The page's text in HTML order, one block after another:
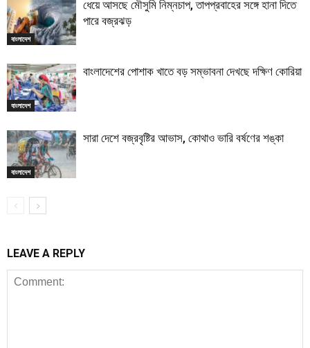
বাংলাদেশ
ধেয়ে আসছে মৌসুমি নিম্নচাপ, তাপপ্রবাহের সঙ্গে হানা দিতে
পারে বজ্রঝড়
বাংলাদেশ
বাংলাদেশের পোশাক খাতে বড় সম্ভাবনা দেখছে দক্ষিণ কোরিয়া
বাংলাদেশ
সারা দেশে বজ্রবৃষ্টির আভাস, কোথাও ভারি বর্ষণের শঙ্কা
LEAVE A REPLY